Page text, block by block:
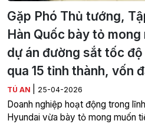
Gặp Phó Thủ tướng,
Hàn Quốc bày tỏ
dự án đường sắt tốc
qua 15 tỉnh thành, vốn
TÚ AN 25-04-2026
Doanh nghiệp hoạt động trong
Hyundai vừa bày tỏ mong muốn